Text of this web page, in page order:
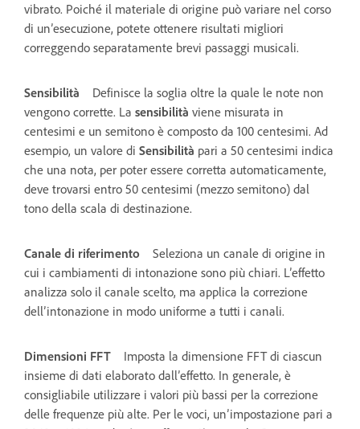
vibrato. Poiché il materiale di origine può variare nel corso
di un’esecuzione, potete ottenere risultati migliori
correggendo separatamente brevi passaggi musicali.
Sensibilità
Definisce la soglia oltre la quale le note non
vengono corrette. La sensibilità viene misurata in
centesimi e un semitono è composto da 100 centesimi. Ad
esempio, un valore di Sensibilità pari a 50 centesimi indica
che una nota, per poter essere corretta automaticamente,
deve trovarsi entro 50 centesimi (mezzo semitono) dal
tono della scala di destinazione.
Canale di riferimento
Seleziona un canale di origine in
cui i cambiamenti di intonazione sono più chiari. L’effetto
analizza solo il canale scelto, ma applica la correzione
dell’intonazione in modo uniforme a tutti i canali.
Dimensioni FFT
Imposta la dimensione FFT di ciascun
insieme di dati elaborato dall’effetto. In generale, è
consigliabile utilizzare i valori più bassi per la correzione
delle frequenze più alte. Per le voci, un’impostazione pari a